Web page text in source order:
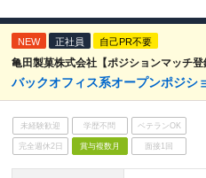
NEW 正社員 自己PR不要
亀田製菓株式会社【ポジションマッチ登
バックオフィス系オープンポジシ
未経験歓迎 学歴不問 ベテランOK
完全週休2日 賞与複数月 面接1回